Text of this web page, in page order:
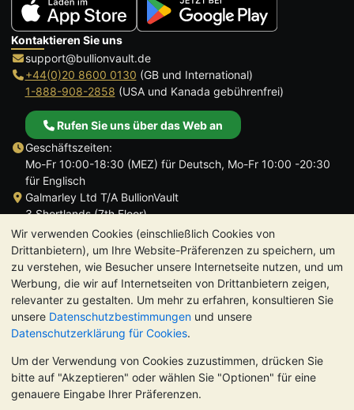
Wir verwenden Cookies (einschließlich Cookies von
Drittanbietern), um Ihre Website-Präferenzen zu speichern, um
zu verstehen, wie Besucher unsere Internetseite nutzen, und um
Werbung, die wir auf Internetseiten von Drittanbietern zeigen,
relevanter zu gestalten. Um mehr zu erfahren, konsultieren Sie
unsere Datenschutzbestimmungen und unsere
Datenschutzerklärung für Cookies.
Um der Verwendung von Cookies zuzustimmen, drücken Sie
bitte auf "Akzeptieren" oder wählen Sie "Optionen" für eine
genauere Eingabe Ihrer Präferenzen.
Kontaktieren Sie uns
support@bullionvault.de
+44(0)20 8600 0130 (GB und International)
1-888-908-2858 (USA und Kanada gebührenfrei)
Rufen Sie uns über das Web an
Geschäftszeiten:
Mo-Fr 10:00-18:30 (MEZ) für Deutsch, Mo-Fr 10:00 -20:30
für Englisch
Galmarley Ltd T/A BullionVault
3 Shortlands (7th Floor)
Hammersmith
London
W6 8DA
Großbritannien
TrustScore 4.8 | 724 Bewertungen
BITTE BEACHTEN SIE: Der Wert von Edelmetallen kann sowohl
steigen als auch fallen. Historische Trends sind keine Garantie